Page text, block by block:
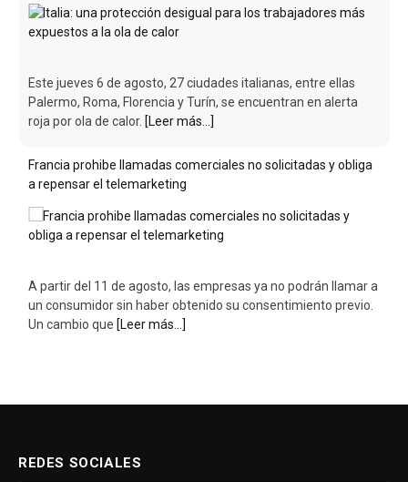
Este jueves 6 de agosto, 27 ciudades italianas, entre ellas
Palermo, Roma, Florencia y Turín, se encuentran en alerta
roja por ola de calor. [Leer más...]
Francia prohibe llamadas comerciales no solicitadas y obliga
a repensar el telemarketing
A partir del 11 de agosto, las empresas ya no podrán llamar a
un consumidor sin haber obtenido su consentimiento previo.
Un cambio que [Leer más...]
REDES SOCIALES